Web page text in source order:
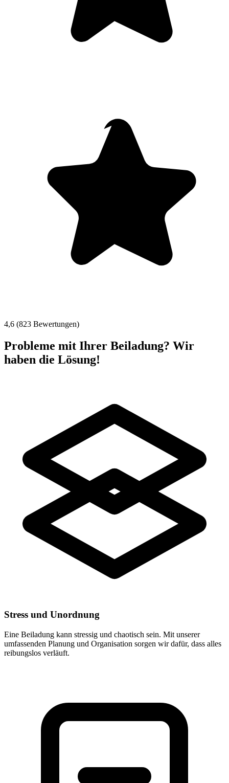
4,6 (823 Bewertungen)
Probleme mit Ihrer Beiladung? Wir
haben die Lösung!
Stress und Unordnung
Eine Beiladung kann stressig und chaotisch sein. Mit unserer
umfassenden Planung und Organisation sorgen wir dafür, dass alles
reibungslos verläuft.